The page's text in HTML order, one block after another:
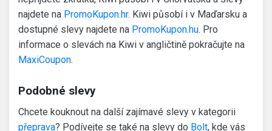
najdete na PromoKupon.hr. Kiwi působí i v Maďarsku a
dostupné slevy najdete na PromoKupon.hu. Pro
informace o slevách na Kiwi v angličtině pokračujte na
MaxiCoupon.
Podobné slevy
Chcete kouknout na další zajímavé slevy v kategorii
přeprava? Podívejte se také na slevy do Bolt, kde vás